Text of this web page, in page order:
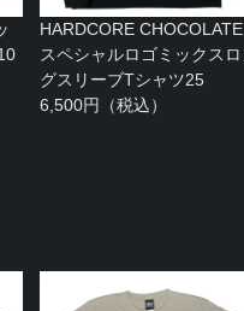
HARDCORE CHOCOLATE
スペシャルロゴミックスロ
グスリーブTシャツ25
6,500円（税込）